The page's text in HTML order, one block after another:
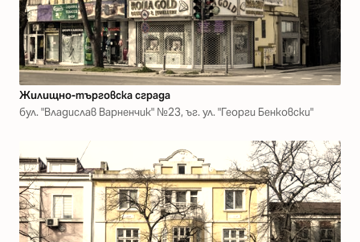
Жилищно-търговска сграда
бул. "Владислав Варненчик" №23, ъг. ул. "Георги Бенковски"